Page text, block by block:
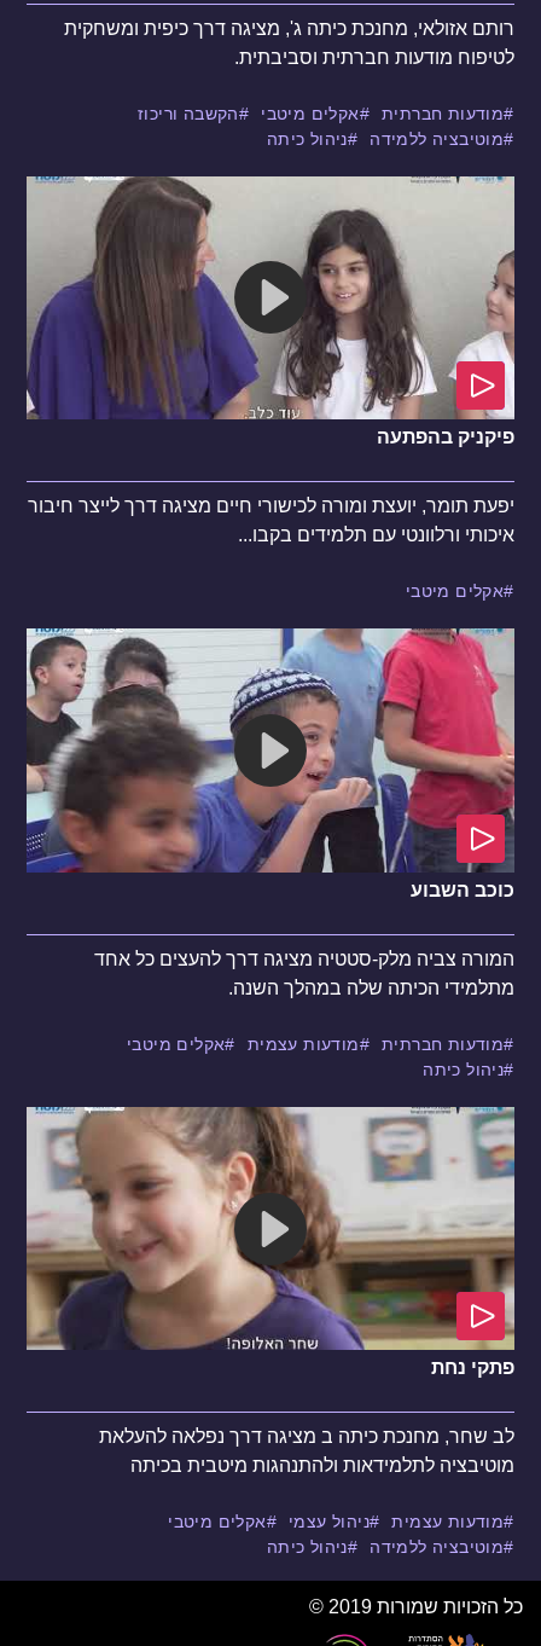
רותם אזולאי, מחנכת כיתה ג', מציגה דרך כיפית ומשחקית
לטיפוח מודעות חברתית וסביבתית.
מודעות חברתית אקלים מיטבי
הקשבה וריכוז
מוטיבציה ללמידה
ניהול כיתה
פיקניק בהפתעה
יפעת תומר, יועצת ומורה לכישורי חיים מציגה דרך לייצר חיבור
איכותי ורלוונטי עם תלמידים בקבו...
אקלים מיטבי
כוכב השבוע
המורה צביה מלק-סטטיה מציגה דרך להעצים כל אחד
מתלמידי הכיתה שלה במהלך השנה.
מודעות חברתית מודעות עצמית
אקלים מיטבי
ניהול כיתה
פתקי נחת
לב שחר, מחנכת כיתה ב מציגה דרך נפלאה להעלאת
מוטיבציה לתלמידאות ולהתנהגות מיטבית בכיתה
מודעות עצמית ניהול עצמי
אקלים מיטבי
מוטיבציה ללמידה
ניהול כיתה
כל הזכויות שמורות 2019 ©